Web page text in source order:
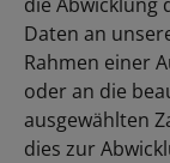
Daten an
Rahmen einer
oder an die
ausgewählten
dies zur